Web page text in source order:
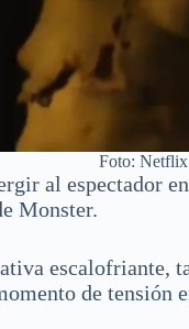
Foto: Netflix
al espectador
Monster.
escalofriante,
de tensión